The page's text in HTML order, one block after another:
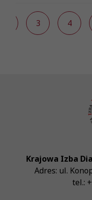
3 4
Krajowa Izba
Adres: ul.
tel.: